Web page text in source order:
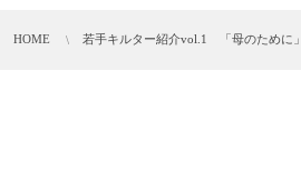
HOME 若手キルター紹介vol.1 「母のために」